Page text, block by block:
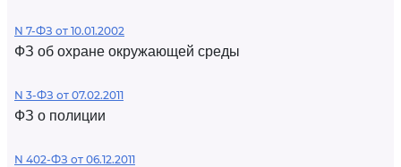
N 7-ФЗ от 10.01.2002
ФЗ об охране окружающей среды
N 3-ФЗ от 07.02.2011
ФЗ о полиции
N 402-ФЗ от 06.12.2011